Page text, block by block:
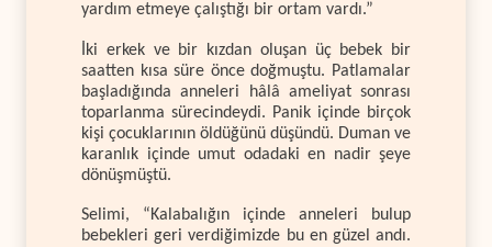
yardım etmeye çalıştığı bir ortam vardı.”
İki erkek ve bir kızdan oluşan üç bebek bir
saatten kısa süre önce doğmuştu. Patlamalar
başladığında anneleri hâlâ ameliyat sonrası
toparlanma sürecindeydi. Panik içinde birçok
kişi çocuklarının öldüğünü düşündü. Duman ve
karanlık içinde umut odadaki en nadir şeye
dönüşmüştü.
Selimi, “Kalabalığın içinde anneleri bulup
bebekleri geri verdiğimizde bu en güzel andı.